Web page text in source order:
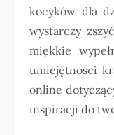
kocyków dla
wystarczy
miękkie
umiejętności
online
inspiracji do